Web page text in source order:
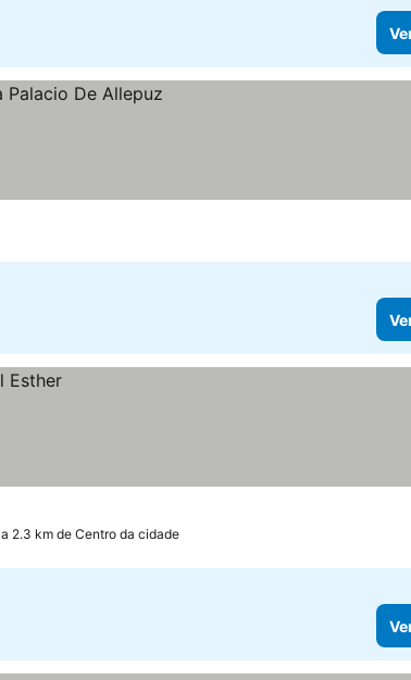
a 2.3 km de Centro da cidade